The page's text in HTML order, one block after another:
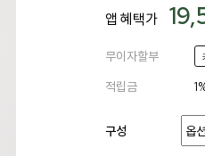
앱 혜택가
무이자할부
적립금
구성